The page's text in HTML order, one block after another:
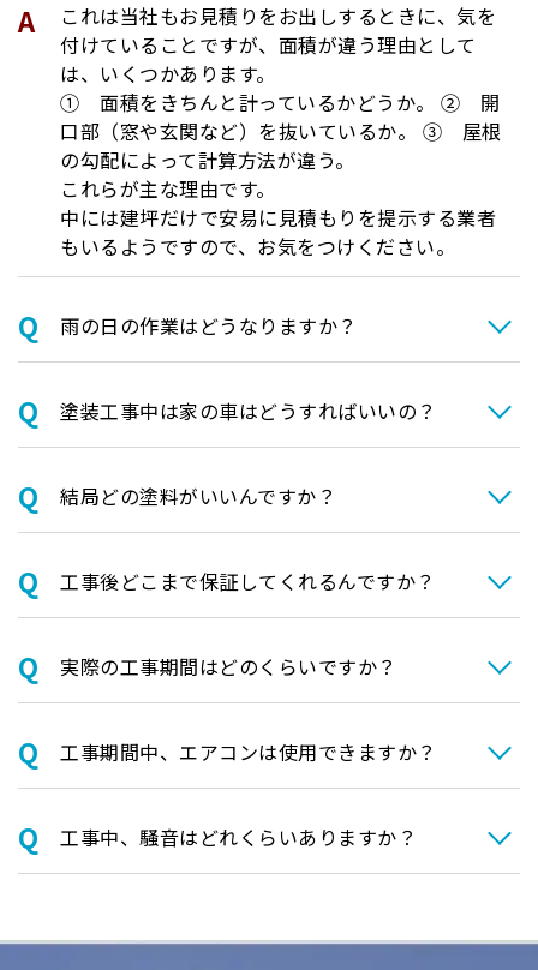
これは当社もお見積りをお出しするときに、気を
付けていることですが、面積が違う理由として
は、いくつかあります。
① 面積をきちんと計っているかどうか。 ② 開
口部（窓や玄関など）を抜いているか。 ③ 屋根
の勾配によって計算方法が違う。
これらが主な理由です。
中には建坪だけで安易に見積もりを提示する業者
もいるようですので、お気をつけください。
⾬の日の作業はどうなりますか？
塗装⼯事中は家の⾞はどうすればいいの？
結局どの塗料がいいんですか？
⼯事後どこまで保証してくれるんですか？
実際の⼯事期間はどのくらいですか？
⼯事期間中、エアコンは使⽤できますか？
⼯事中、騒⾳はどれくらいありますか？